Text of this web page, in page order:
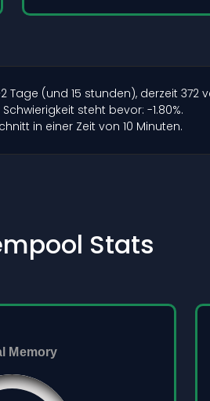
(und 15 stunden), derzeit 372
steht bevor: -1.80%.
in einer Zeit von 10 Minuten.
Stats
Memory